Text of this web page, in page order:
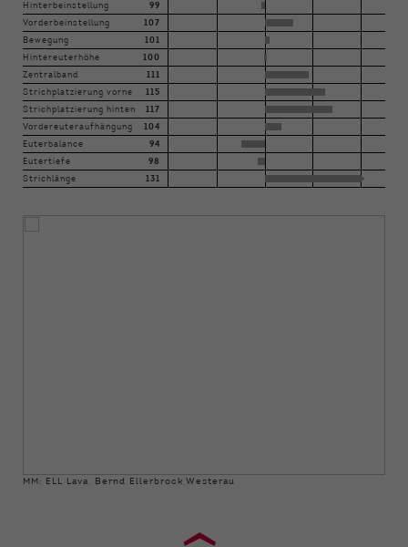
Hinterbeinstellung 99
Vorderbeinstellung 107
Bewegung 101
Hintereuterhöhe 100
Zentralband 111
Strichplatzierung vorne 115
Strichplatzierung hinten 117
Vordereuteraufhängung 104
Euterbalance 94
Eutertiefe 98
Strichlänge 131
MM: ELL Lava, Bernd Ellerbrock,Westerau
›